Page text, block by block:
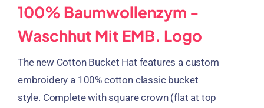
100% Baumwollenzym -
Waschhut Mit EMB. Logo
The new Cotton Bucket Hat features a custom
embroidery a 100% cotton classic bucket
style. Complete with square crown(flat at top